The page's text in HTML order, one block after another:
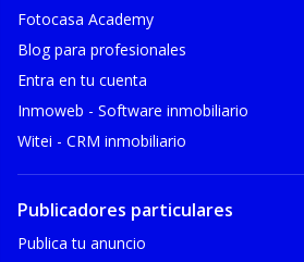
Fotocasa Academy
Blog para profesionales
Entra en tu cuenta
Inmoweb - Software inmobiliario
Witei - CRM inmobiliario
Publicadores particulares
Publica tu anuncio